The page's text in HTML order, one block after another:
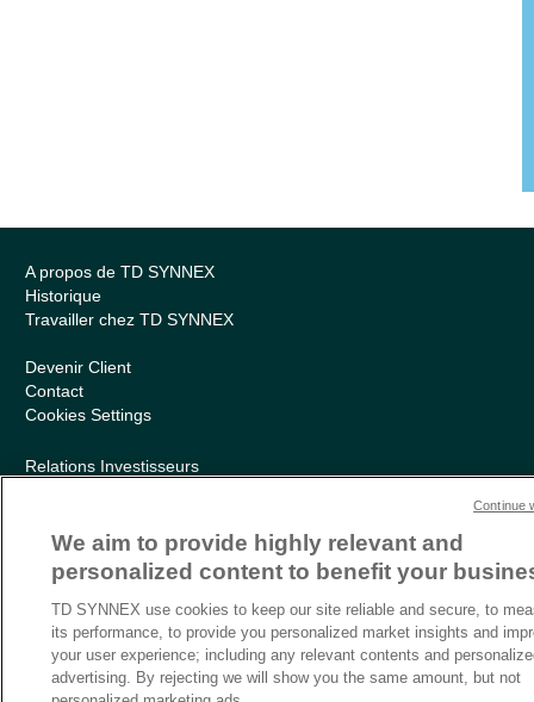
A propos de TD SYNNEX
Historique
Travailler chez TD SYNNEX
Devenir Client
Contact
Cookies Settings
Relations Investisseurs
Conditions générales
Charte de confidentialité
Informations sur le transfert des données
Sitemap
We aim to provide highly relevant and
personalized content to benefit your
TD SYNNEX use cookies to keep our site reliable and secure, to
its performance, to provide you personalized market insights and
your user experience; including any relevant contents and
advertising. By rejecting we will show you the same amount, but not
Continue